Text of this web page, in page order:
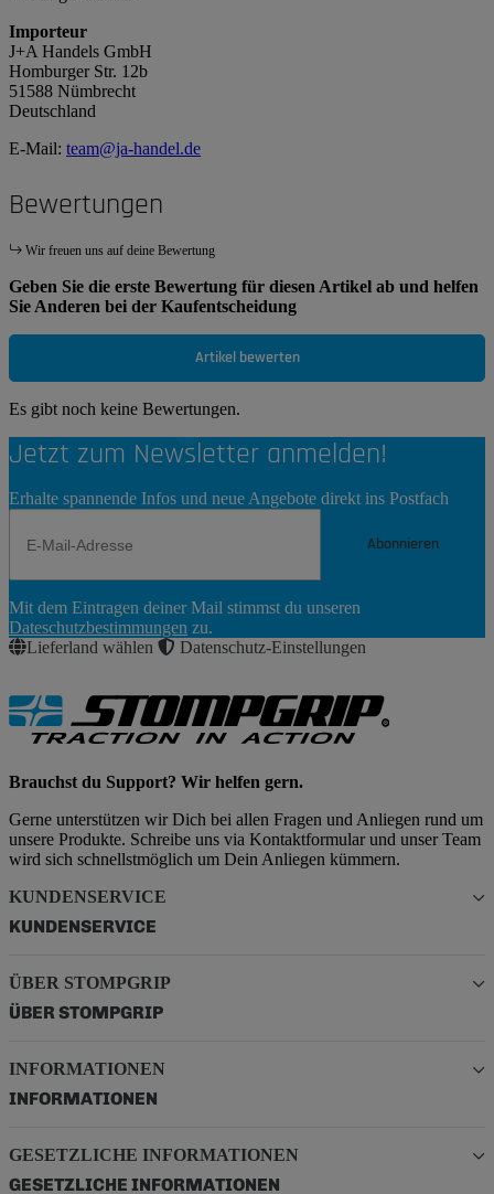
Importeur
J+A Handels GmbH
Homburger Str. 12b
51588 Nümbrecht
Deutschland
E-Mail: team@ja-handel.de
Bewertungen
Wir freuen uns auf deine Bewertung
Geben Sie die erste Bewertung für diesen Artikel ab und helfen
Sie Anderen bei der Kaufentscheidung
Artikel bewerten
Es gibt noch keine Bewertungen.
Jetzt zum Newsletter anmelden!
Erhalte spannende Infos und neue Angebote direkt ins Postfach
Abonnieren
Abonnieren
Mit dem Eintragen deiner Mail stimmst du unseren
Dateschutzbestimmungen zu.
Lieferland wählen
Datenschutz-Einstellungen
Brauchst du Support? Wir helfen gern.
Gerne unterstützen wir Dich bei allen Fragen und Anliegen rund um
unsere Produkte. Schreibe uns via Kontaktformular und unser Team
wird sich schnellstmöglich um Dein Anliegen kümmern.
KUNDENSERVICE
KUNDENSERVICE
ÜBER STOMPGRIP
ÜBER STOMPGRIP
INFORMATIONEN
INFORMATIONEN
GESETZLICHE INFORMATIONEN
GESETZLICHE INFORMATIONEN